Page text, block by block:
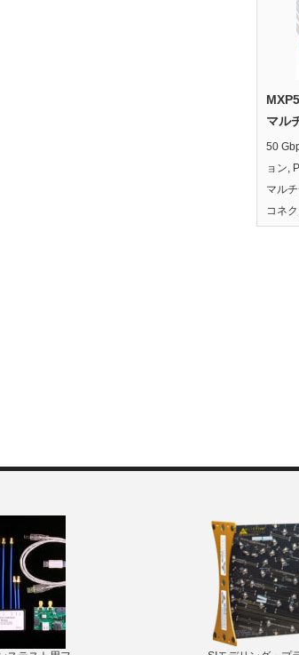
マル
50
ョン,
マル
コネ